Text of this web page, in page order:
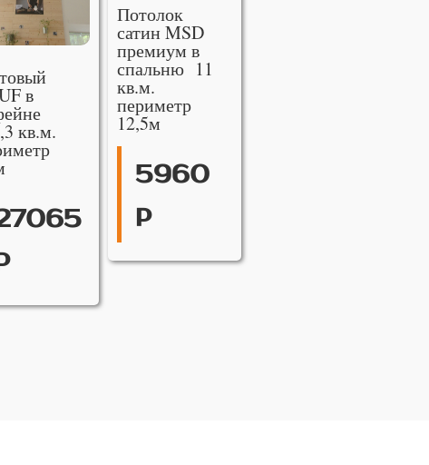
в
кв.м.
Потолок
сатин MSD
премиум в
спальню 11
кв.м.
периметр
12,5м
5960
р